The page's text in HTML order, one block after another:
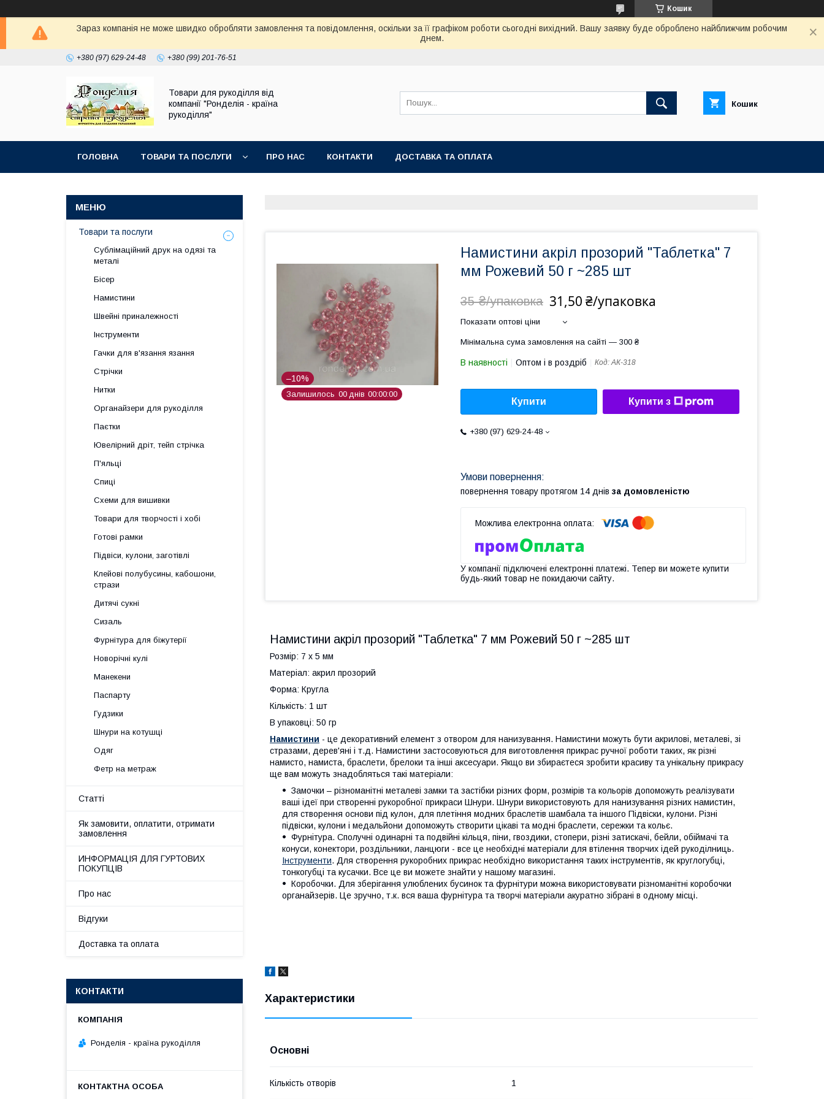
Кошик
Зараз компанія не може швидко обробляти замовлення та повідомлення, оскільки за її графіком роботи сьогодні вихідний. Вашу заявку буде оброблено найближчим робочим
днем.
+380 (97) 629-24-48 +380 (99) 201-76-51
Товари для рукоділля від
компанії "Ронделія - країна
рукоділля"
Кошик
ГОЛОВНА ТОВАРИ ТА ПОСЛУГИ ПРО НАС КОНТАКТИ ДОСТАВКА ТА ОПЛАТА
–10%
Залишилось 00 днів 00 00 00
Намистини акріл прозорий "Таблетка" 7
мм Рожевий 50 г ~285 шт
35 ₴/упаковка 31,50 ₴/упаковка
Показати оптові ціни
Мінімальна сума замовлення на сайті — 300 ₴
В наявності Оптом і в роздріб Код:АК-318
Купити Купити з
+380 (97) 629-24-48
повернення товару протягом 14 днів за домовленістю
У компанії підключені електронні платежі. Тепер ви можете купити
будь-який товар не покидаючи сайту.
Намистини акріл прозорий "Таблетка" 7 мм Рожевий 50 г ~285 шт
Розмір: 7 х 5 мм
Матеріал: акрил прозорий
Форма: Кругла
Кількість: 1 шт
В упаковці: 50 гр
Намистини - це декоративний елемент з отвором для нанизування. Намистини можуть бути акрилові, металеві, зі
стразами, дерев'яні і т.д. Намистини застосовуються для виготовлення прикрас ручної роботи таких, як різні
намисто, намиста, браслети, брелоки та інші аксесуари. Якщо ви збираєтеся зробити красиву та унікальну прикрасу
ще вам можуть знадобляться такі матеріали:
Замочки – різноманітні металеві замки та застібки різних форм, розмірів та кольорів допоможуть реалізувати
ваші ідеї при створенні рукоробної прикраси Шнури. Шнури використовують для нанизування різних намистин,
для створення основи під кулон, для плетіння модних браслетів шамбала та іншого Підвіски, кулони. Різні
підвіски, кулони і медальйони допоможуть створити цікаві та модні браслети, сережки та кольє.
Фурнітура. Сполучні одинарні та подвійні кільця, піни, гвоздики, стопери, різні затискачі, бейли, обіймачі та
конуси, конектори, роздільники, ланцюги - все це необхідні матеріали для втілення творчих ідей рукоділниць.
Інструменти. Для створення рукоробних прикрас необхідно використання таких інструментів, як круглогубці,
тонкогубці та кусачки. Все це ви можете знайти у нашому магазині.
Коробочки. Для зберігання улюблених бусинок та фурнітури можна використовувати різноманітні коробочки
органайзерів. Це зручно, т.к. вся ваша фурнітура та творчі матеріали акуратно зібрані в одному місці.
Характеристики
Основні
Кількість отворів 1
Товари та послуги
Сублімаційний друк на одязі та
металі
Бісер
Намистини
Швейні приналежності
Інструменти
Гачки для в'язання язання
Стрічки
Нитки
Органайзери для рукоділля
Паєтки
Ювелірний дріт, тейп стрічка
П'яльці
Спиці
Схеми для вишивки
Товари для творчості і хобі
Готові рамки
Підвіси, кулони, заготівлі
Клейові полубусины, кабошони,
стрази
Дитячі сукні
Сизаль
Фурнітура для біжутерії
Новорічні кулі
Манекени
Паспарту
Гудзики
Шнури на котушці
Одяг
Фетр на метраж
Статті
Як замовити, оплатити, отримати
замовлення
ИНФОРМАЦІЯ ДЛЯ ГУРТОВИХ
ПОКУПЦІВ
Про нас
Відгуки
Доставка та оплата
КОНТАКТИ
Ронделія - країна рукоділля